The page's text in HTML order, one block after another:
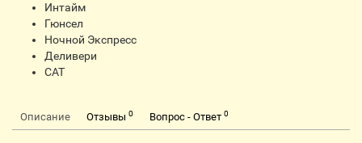
Интайм
Гюнсел
Ночной Экспресс
Деливери
CАТ
Описание Отзывы 0 Вопрос - Ответ 0